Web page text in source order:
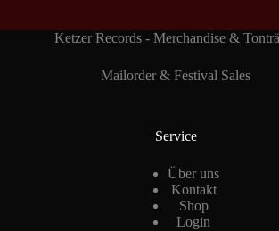
Ketzer Records - Merchandise &
Mailorder & Festival Sales
Service
Über uns
Kontakt
Shop
Login